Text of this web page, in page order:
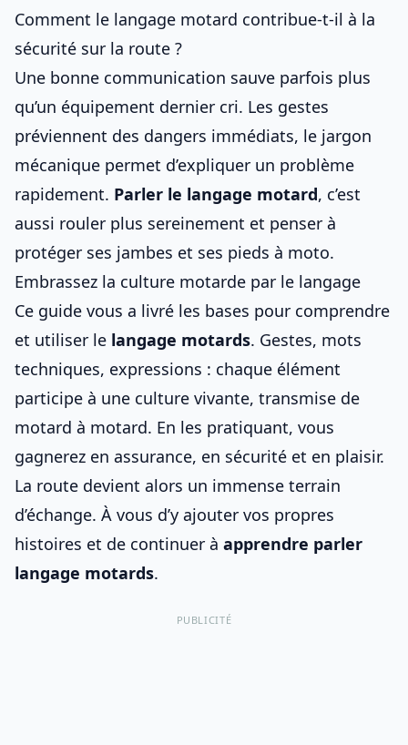
Comment le langage motard contribue-t-il à la
sécurité sur la route ?
Une bonne communication sauve parfois plus
qu’un équipement dernier cri. Les gestes
préviennent des dangers immédiats, le jargon
mécanique permet d’expliquer un problème
rapidement. Parler le langage motard, c’est
aussi rouler plus sereinement et penser à
protéger ses jambes et ses pieds à moto.
Embrassez la culture motarde par le langage
Ce guide vous a livré les bases pour comprendre
et utiliser le langage motards. Gestes, mots
techniques, expressions : chaque élément
participe à une culture vivante, transmise de
motard à motard. En les pratiquant, vous
gagnerez en assurance, en sécurité et en plaisir.
La route devient alors un immense terrain
d’échange. À vous d’y ajouter vos propres
histoires et de continuer à apprendre parler
langage motards.
PUBLICITÉ